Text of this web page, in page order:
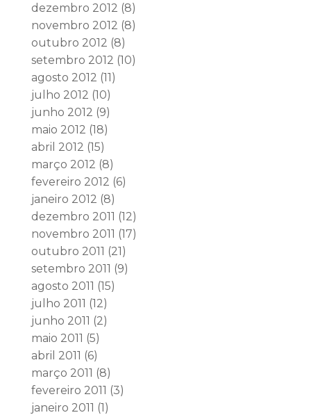
dezembro 2012 (8)
novembro 2012 (8)
outubro 2012 (8)
setembro 2012 (10)
agosto 2012 (11)
julho 2012 (10)
junho 2012 (9)
maio 2012 (18)
abril 2012 (15)
março 2012 (8)
fevereiro 2012 (6)
janeiro 2012 (8)
dezembro 2011 (12)
novembro 2011 (17)
outubro 2011 (21)
setembro 2011 (9)
agosto 2011 (15)
julho 2011 (12)
junho 2011 (2)
maio 2011 (5)
abril 2011 (6)
março 2011 (8)
fevereiro 2011 (3)
janeiro 2011 (1)